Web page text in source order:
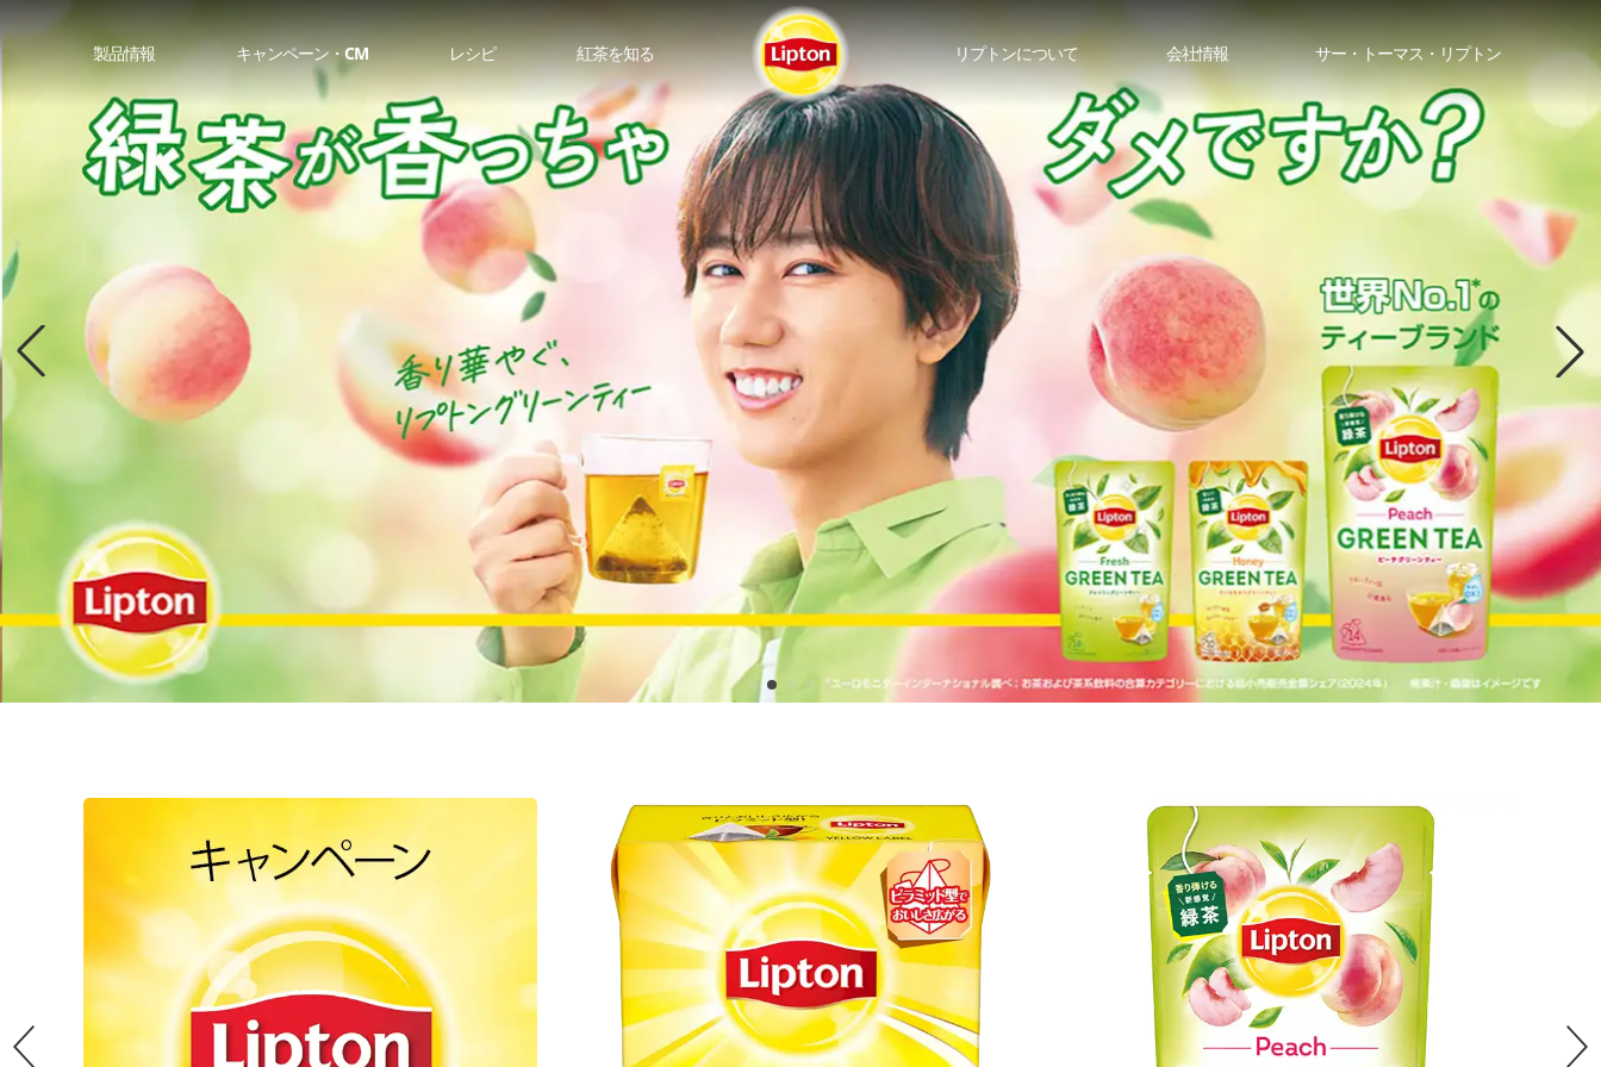
製品情報 キャンペーン・CM レシピ 紅茶を知る リプトンについて 会社情報 サー・トーマス・リプトン